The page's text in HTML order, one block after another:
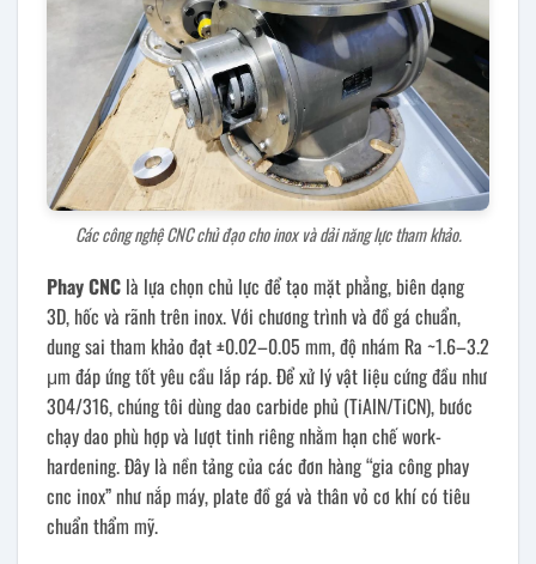
Các công nghệ CNC chủ đạo cho inox và dải năng lực tham khảo.
Phay CNC là lựa chọn chủ lực để tạo mặt phẳng, biên dạng
3D, hốc và rãnh trên inox. Với chương trình và đồ gá chuẩn,
dung sai tham khảo đạt ±0.02–0.05 mm, độ nhám Ra ~1.6–3.2
μm đáp ứng tốt yêu cầu lắp ráp. Để xử lý vật liệu cứng đầu như
304/316, chúng tôi dùng dao carbide phủ (TiAlN/TiCN), bước
chạy dao phù hợp và lượt tinh riêng nhằm hạn chế work-
hardening. Đây là nền tảng của các đơn hàng “gia công phay
cnc inox” như nắp máy, plate đồ gá và thân vỏ cơ khí có tiêu
chuẩn thẩm mỹ.